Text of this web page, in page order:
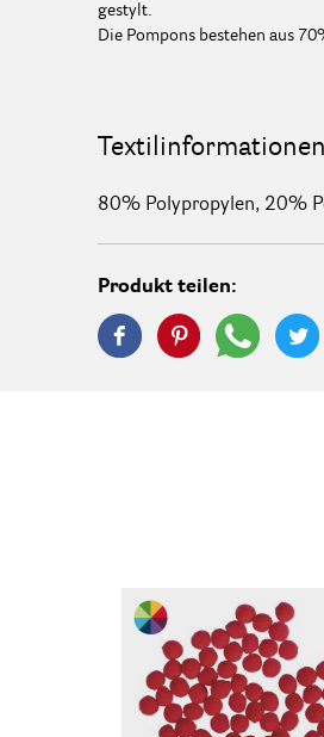
gestylt.
Die Pompons bestehen aus
Textilinformationen
80% Polypropylen, 20%
Produkt teilen: